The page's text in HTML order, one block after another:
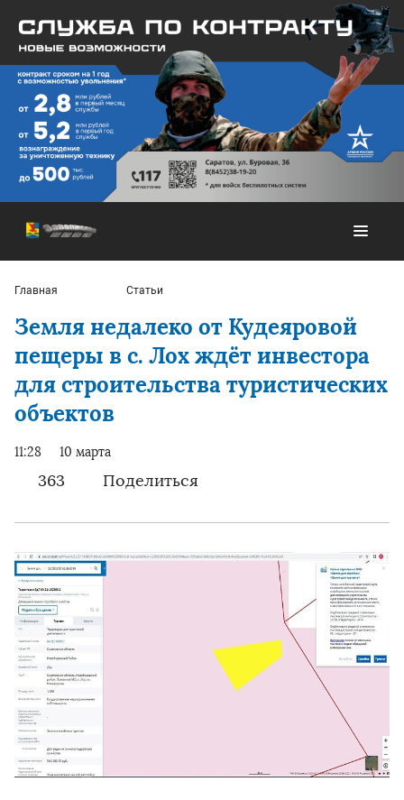
Главная Статьи
Земля недалеко от Кудеяровой
пещеры в с. Лох ждёт инвестора
для строительства туристических
объектов
11:28 10 марта
363 Поделиться